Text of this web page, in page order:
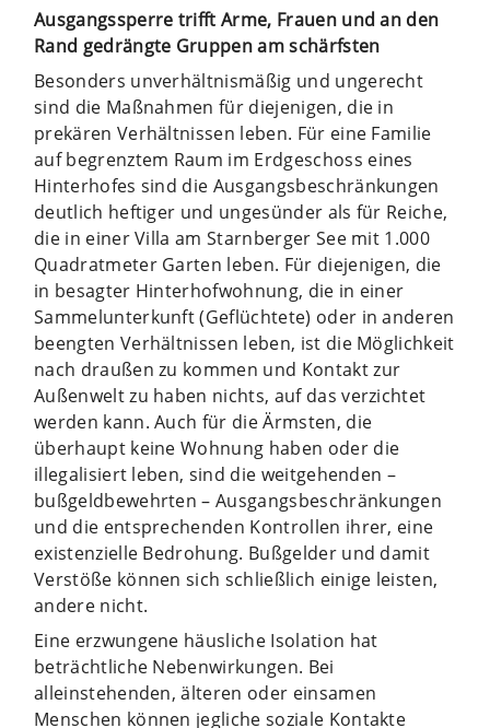
Ausgangssperre trifft Arme, Frauen und an den
Rand gedrängte Gruppen am schärfsten
Besonders unverhältnismäßig und ungerecht
sind die Maßnahmen für diejenigen, die in
prekären Verhältnissen leben. Für eine Familie
auf begrenztem Raum im Erdgeschoss eines
Hinterhofes sind die Ausgangsbeschränkungen
deutlich heftiger und ungesünder als für Reiche,
die in einer Villa am Starnberger See mit 1.000
Quadratmeter Garten leben. Für diejenigen, die
in besagter Hinterhofwohnung, die in einer
Sammelunterkunft (Geflüchtete) oder in anderen
beengten Verhältnissen leben, ist die Möglichkeit
nach draußen zu kommen und Kontakt zur
Außenwelt zu haben nichts, auf das verzichtet
werden kann. Auch für die Ärmsten, die
überhaupt keine Wohnung haben oder die
illegalisiert leben, sind die weitgehenden –
bußgeldbewehrten – Ausgangsbeschränkungen
und die entsprechenden Kontrollen ihrer, eine
existenzielle Bedrohung. Bußgelder und damit
Verstöße können sich schließlich einige leisten,
andere nicht.
Eine erzwungene häusliche Isolation hat
beträchtliche Nebenwirkungen. Bei
alleinstehenden, älteren oder einsamen
Menschen können jegliche soziale Kontakte